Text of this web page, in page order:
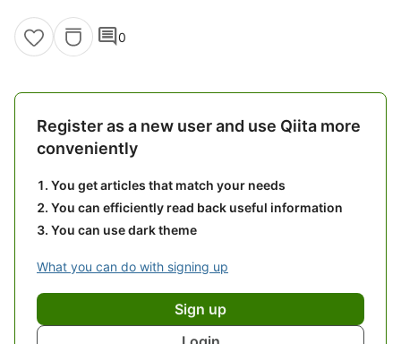
comment0
Register as a new user and use Qiita more
conveniently
You get articles that match your needs
You can efficiently read back useful information
You can use dark theme
What you can do with signing up
Sign up